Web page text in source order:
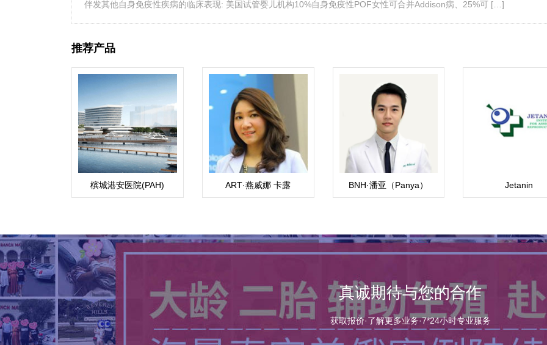
伴发其他自身免疫性疾病的临床表现: 美国试管婴儿机构10%自身免疫性POF女性可合并Addison病、25%可 […]
推荐产品
槟城港安医院(PAH)
ART·燕威娜 卡露
（Weena）
BNH·潘亚（Panya） Jetanin
真诚期待与您的合作
获取报价·了解更多业务·7*24小时专业服务